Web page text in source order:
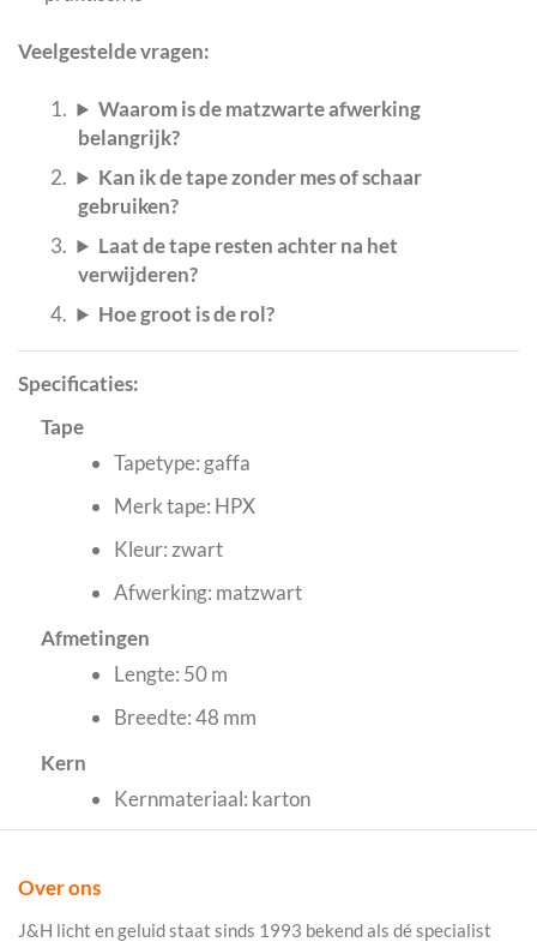
Veelgestelde vragen:
Waarom is de matzwarte afwerking
belangrijk?
Kan ik de tape zonder mes of schaar
gebruiken?
Laat de tape resten achter na het
verwijderen?
Hoe groot is de rol?
Specificaties:
Tape
Tapetype: gaffa
Merk tape: HPX
Kleur: zwart
Afwerking: matzwart
Afmetingen
Lengte: 50 m
Breedte: 48 mm
Kern
Kernmateriaal: karton
Over ons
J&H licht en geluid staat sinds 1993 bekend als dé specialist